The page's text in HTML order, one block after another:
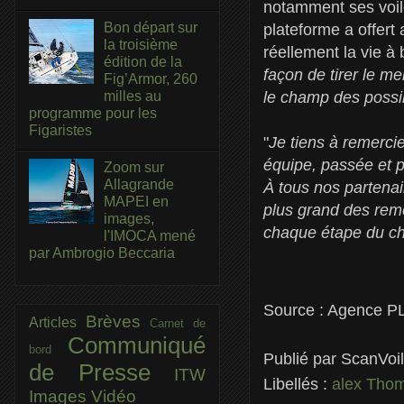
notamment ses
plateforme a offert
réellement la vie à
façon de tirer le
le champ des
"Je tiens à
équipe, passée et
À tous nos
plus grand des
chaque étape du
Source : Agence
Publié par
Libellés : alex
Bon départ sur
la troisième
édition de la
Fig’Armor, 260
milles au
programme pour les
Figaristes
Zoom sur
Allagrande
MAPEI en
images,
l'IMOCA mené
par Ambrogio Beccaria
Articles BrèvesCarnet de
bord Communiqué
de Presse
ITW
Images Vidéo